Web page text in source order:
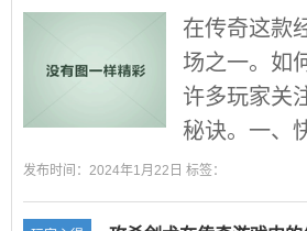
在传奇这款
场之一。如
许多玩家关
秘诀。一、
发布时间：2024年1月22日 标签：